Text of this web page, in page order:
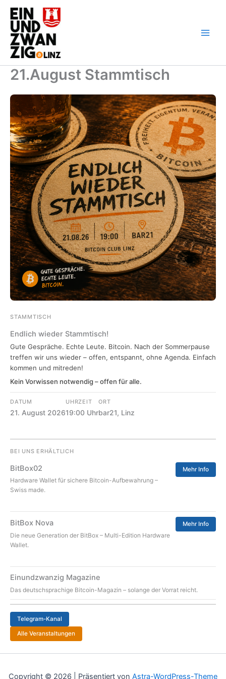
Zum
Inhalt
springen
21.August Stammtisch
STAMMTISCH
Endlich wieder Stammtisch!
Gute Gespräche. Echte Leute. Bitcoin. Nach der Sommerpause
treffen wir uns wieder – offen, entspannt, ohne Agenda. Einfach
kommen und mitreden!
Kein Vorwissen notwendig – offen für alle.
DATUM
21. August 2026
UHRZEIT
19:00 Uhr
ORT
bar21, Linz
BEI UNS ERHÄLTLICH
BitBox02
Hardware Wallet für sichere Bitcoin-Aufbewahrung –
Swiss made.
Mehr Info
BitBox Nova
Die neue Generation der BitBox – Multi-Edition Hardware
Wallet.
Mehr Info
Einundzwanzig Magazine
Das deutschsprachige Bitcoin-Magazin – solange der Vorrat reicht.
Telegram-Kanal
Alle Veranstaltungen
Copyright © 2026 | Präsentiert von Astra-WordPress-Theme